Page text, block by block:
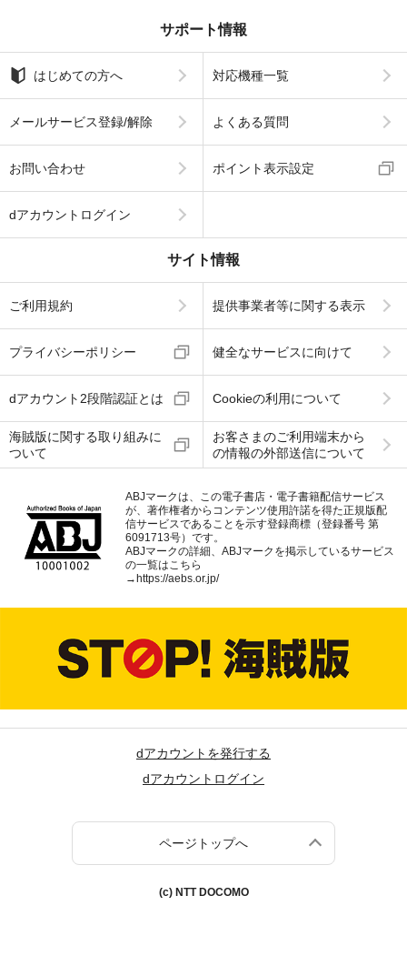
サポート情報
はじめての方へ 対応機種一覧
メールサービス登録/解除 よくある質問
お問い合わせ ポイント表示設定
dアカウントログイン
サイト情報
ご利用規約 提供事業者等に関する表示
プライバシーポリシー 健全なサービスに向けて
dアカウント2段階認証とは Cookieの利用について
海賊版に関する取り組みに
ついて
お客さまのご利用端末から
の情報の外部送信について
ABJマークは、この電子書店・電子書籍配信サービス
が、著作権者からコンテンツ使用許諾を得た正規版配
信サービスであることを示す登録商標（登録番号 第
6091713号）です。
ABJマークの詳細、ABJマークを掲示しているサービス
の一覧はこちら
→https://aebs.or.jp/
dアカウントを発行する
dアカウントログイン
ページトップへ
(c) NTT DOCOMO